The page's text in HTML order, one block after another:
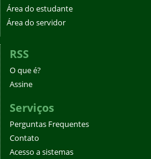
Área do estudante
Área do servidor
RSS
O que é?
Assine
Serviços
Perguntas Frequentes
Contato
Acesso a sistemas